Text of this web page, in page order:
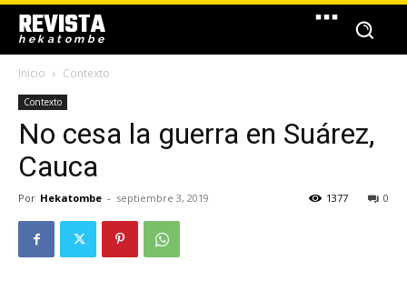
REVISTA
hekatombe
Inicio Contexto
Contexto
No cesa la guerra en Suárez,
Cauca
Por Hekatombe - septiembre 3, 2019 0
1377